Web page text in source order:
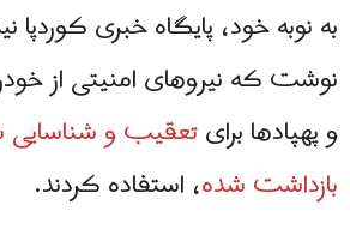
به نوبه خود، پایگاه خبری کوردپا
نوشت که نیروهای امنیتی از
و پهپادها برایتعقیب و شناسایی
بازداشت شده، استفاده کردند.